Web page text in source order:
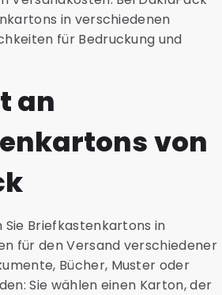
in verschiedenen
für Bedruckung und
an
von
Sie Briefkastenkartons in
für den Versand verschiedener
Bücher, Muster oder
Sie wählen einen Karton, der